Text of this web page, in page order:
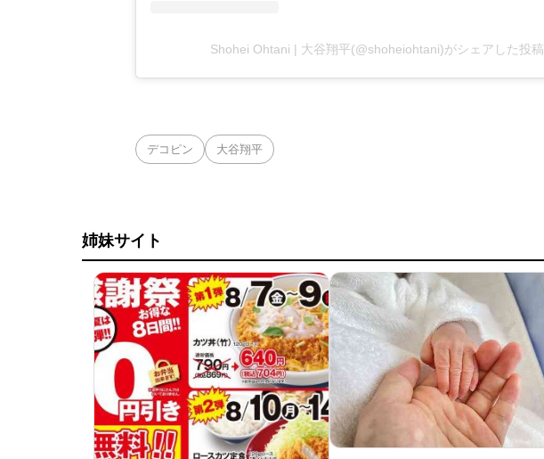
Shohei Ohtani | 大谷翔平(@shoheiohtani)がシェアした投稿
デコピン 大谷翔平
姉妹サイト